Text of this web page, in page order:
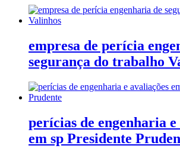
empresa de perícia
segurança do trabalho
perícias de engenharia e
em sp Presidente